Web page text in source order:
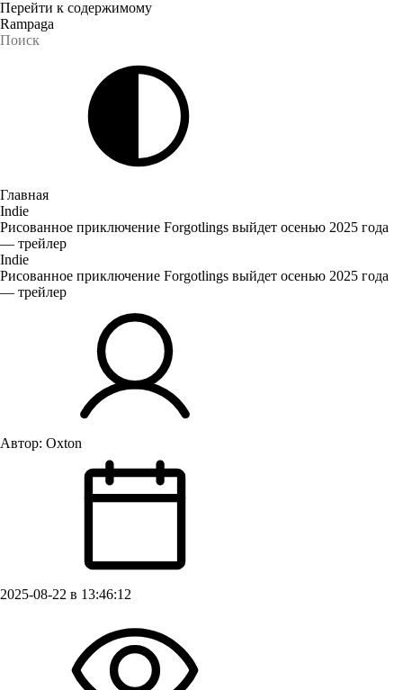
Перейти к содержимому
Rampaga
Главная
Indie
Рисованное приключение Forgotlings выйдет осенью 2025 года
— трейлер
Indie
Рисованное приключение Forgotlings выйдет осенью 2025 года
— трейлер
Автор: Oxton
2025-08-22 в 13:46:12